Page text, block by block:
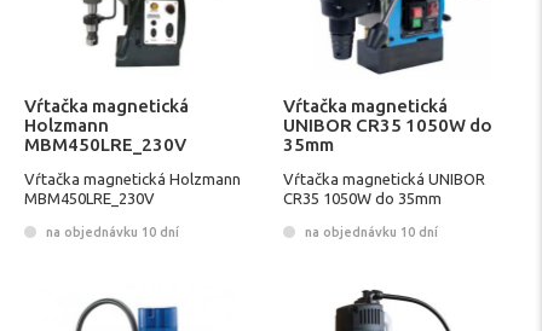
Vŕtačka magnetická
Holzmann
MBM450LRE_230V
Vŕtačka magnetická Holzmann
MBM450LRE_230V
na objednávku 10 dní
Vŕtačka magnetická
UNIBOR CR35 1050W do
35mm
Vŕtačka magnetická UNIBOR
CR35 1050W do 35mm
na objednávku 10 dní